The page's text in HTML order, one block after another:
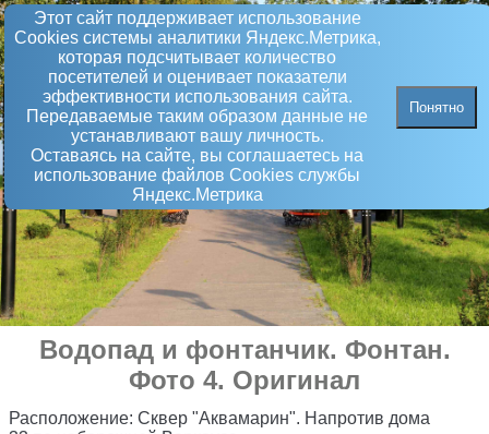
Этот сайт поддерживает использование
Сookies системы аналитики Яндекс.Метрика,
которая подсчитывает количество
посетителей и оценивает показатели
эффективности использования сайта.
Передаваемые таким образом данные не
устанавливают вашу личность.
Оставаясь на сайте, вы соглашаетесь на
использование файлов Сookies службы
Яндекс.Метрика
Понятно
Водопад и фонтанчик. Фонтан.
Фото 4. Оригинал
Расположение: Сквер "Аквамарин". Напротив дома